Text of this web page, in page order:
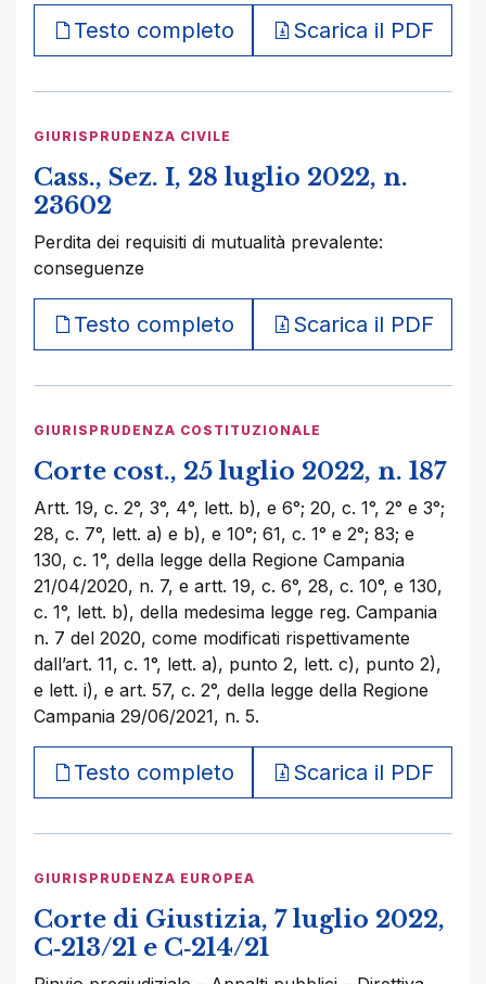
Testo completo Scarica il PDF
GIURISPRUDENZA CIVILE
Cass., Sez. I, 28 luglio 2022, n.
23602
Perdita dei requisiti di mutualità prevalente:
conseguenze
Testo completo Scarica il PDF
GIURISPRUDENZA COSTITUZIONALE
Corte cost., 25 luglio 2022, n. 187
Artt. 19, c. 2°, 3°, 4°, lett. b), e 6°; 20, c. 1°, 2° e 3°;
28, c. 7°, lett. a) e b), e 10°; 61, c. 1° e 2°; 83; e
130, c. 1°, della legge della Regione Campania
21/04/2020, n. 7, e artt. 19, c. 6°, 28, c. 10°, e 130,
c. 1°, lett. b), della medesima legge reg. Campania
n. 7 del 2020, come modificati rispettivamente
dall’art. 11, c. 1°, lett. a), punto 2, lett. c), punto 2),
e lett. i), e art. 57, c. 2°, della legge della Regione
Campania 29/06/2021, n. 5.
Testo completo Scarica il PDF
GIURISPRUDENZA EUROPEA
Corte di Giustizia, 7 luglio 2022,
C‑213/21 e C‑214/21